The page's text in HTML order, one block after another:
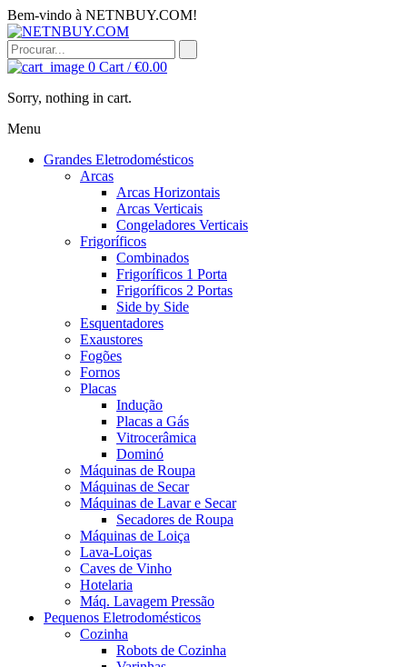
Bem-vindo à NETNBUY.COM!
0 Cart /€0.00
Sorry, nothing in cart.
Menu
Grandes Eletrodomésticos
Arcas
Arcas Horizontais
Arcas Verticais
Congeladores Verticais
Frigoríficos
Combinados
Frigoríficos 1 Porta
Frigoríficos 2 Portas
Side by Side
Esquentadores
Exaustores
Fogões
Fornos
Placas
Indução
Placas a Gás
Vitrocerâmica
Dominó
Máquinas de Roupa
Máquinas de Secar
Máquinas de Lavar e Secar
Secadores de Roupa
Máquinas de Loiça
Lava-Loiças
Caves de Vinho
Hotelaria
Máq. Lavagem Pressão
Pequenos Eletrodomésticos
Cozinha
Robots de Cozinha